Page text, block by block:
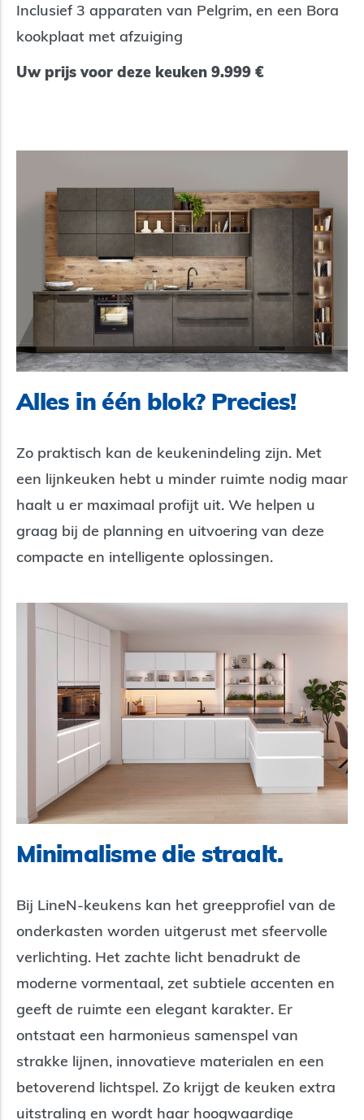
Inclusief 3 apparaten van Pelgrim, en een Bora
kookplaat met afzuiging
Uw prijs voor deze keuken 9.999 €
Alles in één blok? Precies!
Zo praktisch kan de keukenindeling zijn. Met
een lijnkeuken hebt u minder ruimte nodig maar
haalt u er maximaal profijt uit. We helpen u
graag bij de planning en uitvoering van deze
compacte en intelligente oplossingen.
Minimalisme die straalt.
Bij LineN-keukens kan het greepprofiel van de
onderkasten worden uitgerust met sfeervolle
verlichting. Het zachte licht benadrukt de
moderne vormentaal, zet subtiele accenten en
geeft de ruimte een elegant karakter. Er
ontstaat een harmonieus samenspel van
strakke lijnen, innovatieve materialen en een
betoverend lichtspel. Zo krijgt de keuken extra
uitstraling en wordt haar hoogwaardige